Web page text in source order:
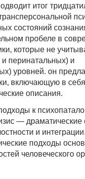
итог
состояний
пробеле в
которые не
перинатальных) и
уровней. он
включающую в
описания.
к
— драматические
и
подходы
человеческого